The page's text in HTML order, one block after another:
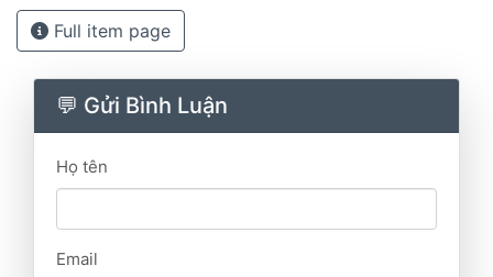
Full item page
💬 Gửi Bình Luận
Họ tên
Email